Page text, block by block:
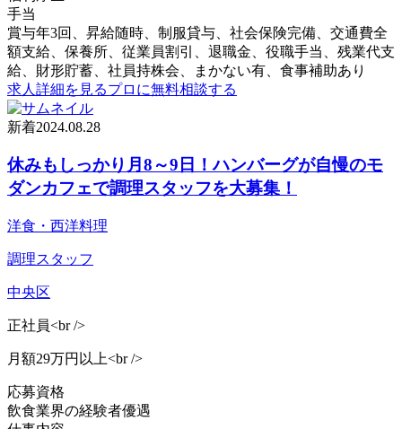
手当
賞与年3回、昇給随時、制服貸与、社会保険完備、交通費全
額支給、保養所、従業員割引、退職金、役職手当、残業代支
給、財形貯蓄、社員持株会、まかない有、食事補助あり
求人詳細を見るプロに無料相談する
新着2024.08.28
休みもしっかり月8～9日！ハンバーグが自慢のモ
ダンカフェで調理スタッフを大募集！
洋食・西洋料理
調理スタッフ
中央区
正社員<br />
月額29万円以上<br />
応募資格
飲食業界の経験者優遇